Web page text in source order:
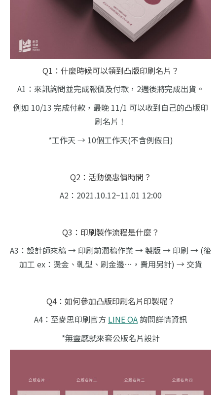
Q1：什麼時候可以領到凸版印刷名片？
A1：來訊詢問並完成報價及付款，2週後將完成出貨。
例如 10/13 完成付款，最晚 11/1 可以收到自己的凸版印
刷名片！
*工作天 → 10個工作天(不含例假日)
Q2：活動優惠價時間？
A2：2021.10.12~11.01 12:00
Q3：印刷製作流程是什麼？
A3：設計師來稿 → 印刷前潤稿作業 → 製版 → 印刷 → (後
加工 ex：燙金、軋型、刷金邊…，費用另計) → 交貨
Q4：如何參加凸版印刷名片印製呢？
A4：至麥思印刷官方 LINE OA 詢問詳情資訊
*無靈感就來套公版名片設計